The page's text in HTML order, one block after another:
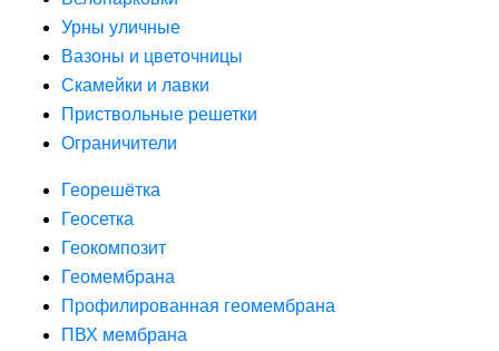
Урны уличные
Вазоны и цветочницы
Скамейки и лавки
Приствольные решетки
Ограничители
Георешётка
Геосетка
Геокомпозит
Геомембрана
Профилированная геомембрана
ПВХ мембрана